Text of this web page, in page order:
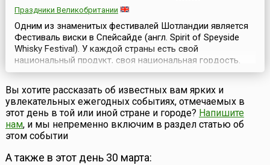
Праздники Великобритании
Одним из знаменитых фестивалей Шотландии является
Фестиваль виски в Спейсайде (англ. Spirit of Speyside
Whisky Festival). У каждой страны есть свой
национальный продукт, своя национальная гордость.
Шотландцы гордятся своим виски. С наступлением
весны в Шотландии начинается пора фестивалей и
праздников, посвященных виски. Первым стартует The
Spirit of Speyside Whisky Festival, который длится 6 ...
Вы хотите рассказать об известных вам ярких и
увлекательных ежегодных событиях, отмечаемых в
этот день в той или иной стране и городе? Напишите
нам, и мы непременно включим в раздел статью об
этом событии
А также в этот день 30 марта: